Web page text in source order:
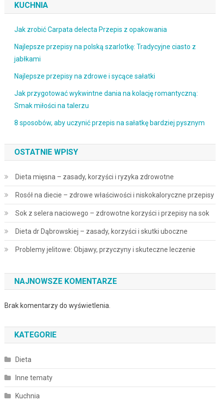
KUCHNIA
Jak zrobić Carpata delecta Przepis z opakowania
Najlepsze przepisy na polską szarlotkę: Tradycyjne ciasto z
jabłkami
Najlepsze przepisy na zdrowe i sycące sałatki
Jak przygotować wykwintne dania na kolację romantyczną:
Smak miłości na talerzu
8 sposobów, aby uczynić przepis na sałatkę bardziej pysznym
OSTATNIE WPISY
Dieta mięsna – zasady, korzyści i ryzyka zdrowotne
Rosół na diecie – zdrowe właściwości i niskokaloryczne przepisy
Sok z selera naciowego – zdrowotne korzyści i przepisy na sok
Dieta dr Dąbrowskiej – zasady, korzyści i skutki uboczne
Problemy jelitowe: Objawy, przyczyny i skuteczne leczenie
NAJNOWSZE KOMENTARZE
Brak komentarzy do wyświetlenia.
KATEGORIE
Dieta
Inne tematy
Kuchnia